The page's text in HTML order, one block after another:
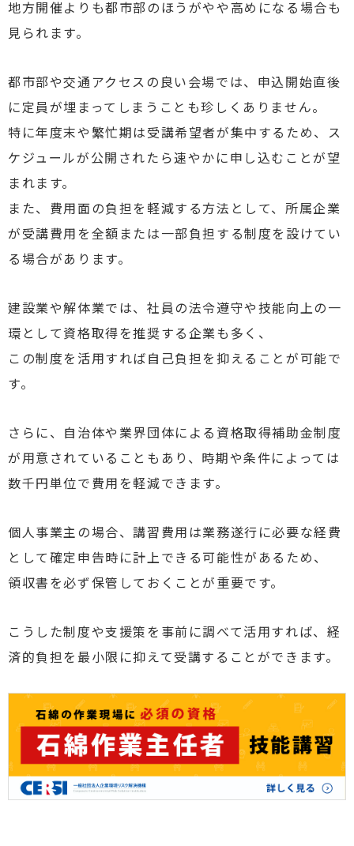
地方開催よりも都市部のほうがやや高めになる場合も
見られます。
都市部や交通アクセスの良い会場では、申込開始直後
に定員が埋まってしまうことも珍しくありません。
特に年度末や繁忙期は受講希望者が集中するため、ス
ケジュールが公開されたら速やかに申し込むことが望
まれます。
また、費用面の負担を軽減する方法として、所属企業
が受講費用を全額または一部負担する制度を設けてい
る場合があります。
建設業や解体業では、社員の法令遵守や技能向上の一
環として資格取得を推奨する企業も多く、
この制度を活用すれば自己負担を抑えることが可能で
す。
さらに、自治体や業界団体による資格取得補助金制度
が用意されていることもあり、時期や条件によっては
数千円単位で費用を軽減できます。
個人事業主の場合、講習費用は業務遂行に必要な経費
として確定申告時に計上できる可能性があるため、
領収書を必ず保管しておくことが重要です。
こうした制度や支援策を事前に調べて活用すれば、経
済的負担を最小限に抑えて受講することができます。